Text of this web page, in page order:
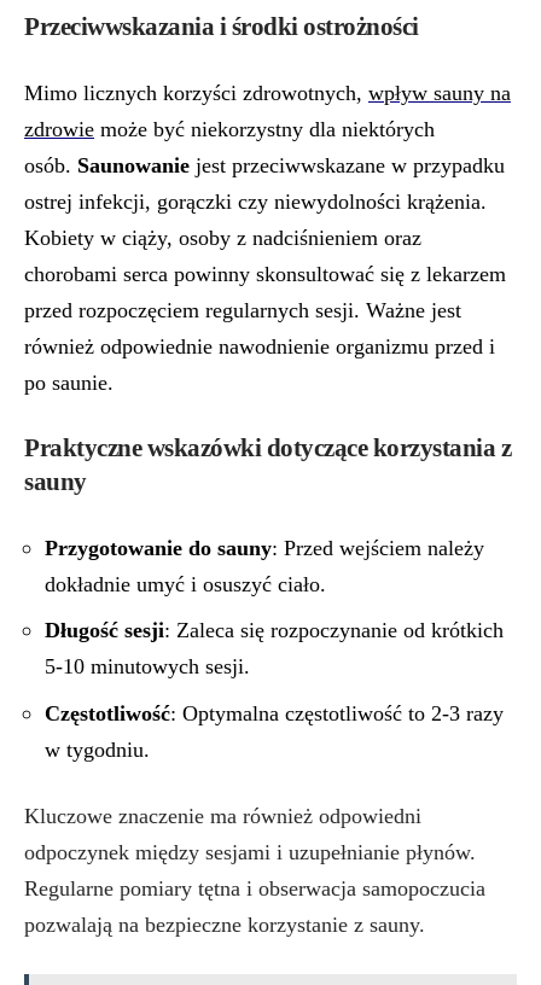
Przeciwwskazania i środki ostrożności
Mimo licznych korzyści zdrowotnych, wpływ sauny na
zdrowie może być niekorzystny dla niektórych
osób. Saunowanie jest przeciwwskazane w przypadku
ostrej infekcji, gorączki czy niewydolności krążenia.
Kobiety w ciąży, osoby z nadciśnieniem oraz
chorobami serca powinny skonsultować się z lekarzem
przed rozpoczęciem regularnych sesji. Ważne jest
również odpowiednie nawodnienie organizmu przed i
po saunie.
Praktyczne wskazówki dotyczące korzystania z
sauny
Przygotowanie do sauny: Przed wejściem należy
dokładnie umyć i osuszyć ciało.
Długość sesji: Zaleca się rozpoczynanie od krótkich
5-10 minutowych sesji.
Częstotliwość: Optymalna częstotliwość to 2-3 razy
w tygodniu.
Kluczowe znaczenie ma również odpowiedni
odpoczynek między sesjami i uzupełnianie płynów.
Regularne pomiary tętna i obserwacja samopoczucia
pozwalają na bezpieczne korzystanie z sauny.